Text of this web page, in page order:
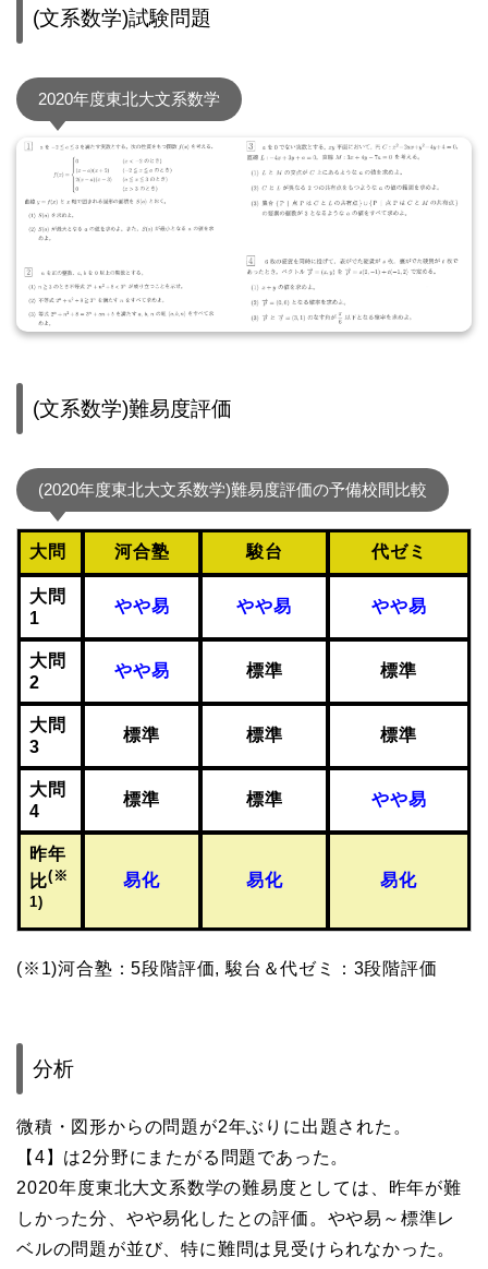
(文系数学)試験問題
2020年度東北大文系数学
(文系数学)難易度評価
(2020年度東北大文系数学)難易度評価の予備校間比較
大問 河合塾 駿台 代ゼミ
大問
1
やや易 やや易 やや易
大問
2
やや易 標準 標準
大問
3
標準 標準 標準
大問
4
標準 標準 やや易
昨年
比(※
1)
易化 易化 易化
(※1)河合塾：5段階評価, 駿台＆代ゼミ：3段階評価
分析
微積・図形からの問題が2年ぶりに出題された。
【4】は2分野にまたがる問題であった。
2020年度東北大文系数学の難易度としては、昨年が難
しかった分、やや易化したとの評価。やや易～標準レ
ベルの問題が並び、特に難問は見受けられなかった。